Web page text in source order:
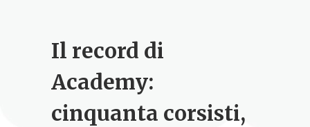
Il record di
Academy:
cinquanta corsisti,